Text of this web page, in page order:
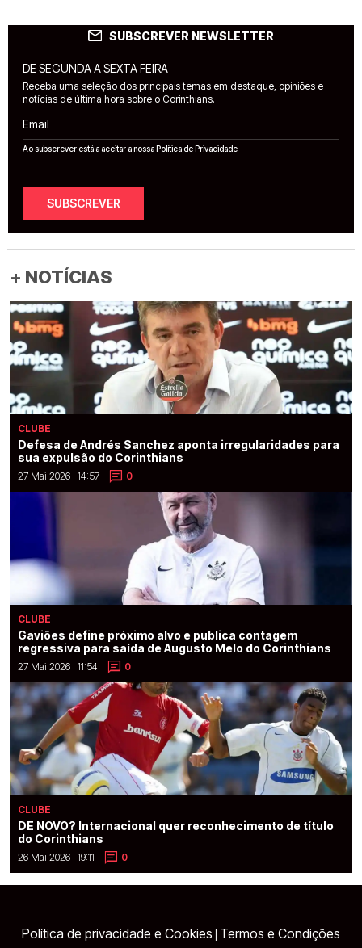
SUBSCREVER NEWSLETTER
DE SEGUNDA A SEXTA FEIRA
Receba uma seleção dos principais temas em destaque, opiniões e
notícias de última hora sobre o Corinthians.
Email
Ao subscrever está a aceitar a nossaPolítica de Privacidade
SUBSCREVER
+ NOTÍCIAS
CLUBE
Defesa de Andrés Sanchez aponta irregularidades para
sua expulsão do Corinthians
27 Mai 2026 | 14:57 0
CLUBE
Gaviões define próximo alvo e publica contagem
regressiva para saída de Augusto Melo do Corinthians
27 Mai 2026 | 11:54 0
CLUBE
DE NOVO? Internacional quer reconhecimento de título
do Corinthians
26 Mai 2026 | 19:11 0
Política de privacidade e Cookies Termos e Condições